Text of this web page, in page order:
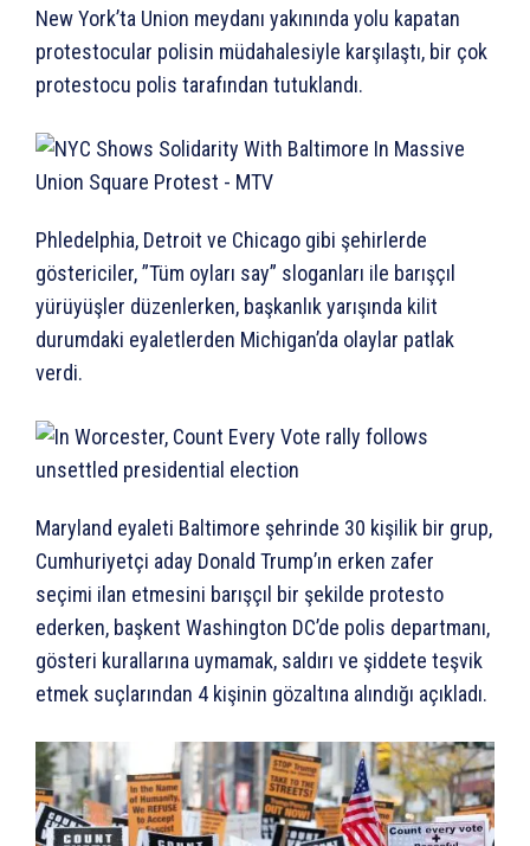
New York’ta Union meydanı yakınında yolu kapatan
protestocular polisin müdahalesiyle karşılaştı, bir çok
protestocu polis tarafından tutuklandı.
Phledelphia, Detroit ve Chicago gibi şehirlerde
göstericiler, ”Tüm oyları say” sloganları ile barışçıl
yürüyüşler düzenlerken, başkanlık yarışında kilit
durumdaki eyaletlerden Michigan’da olaylar patlak
verdi.
Maryland eyaleti Baltimore şehrinde 30 kişilik bir grup,
Cumhuriyetçi aday Donald Trump’ın erken zafer
seçimi ilan etmesini barışçıl bir şekilde protesto
ederken, başkent Washington DC’de polis departmanı,
gösteri kurallarına uymamak, saldırı ve şiddete teşvik
etmek suçlarından 4 kişinin gözaltına alındığı açıkladı.